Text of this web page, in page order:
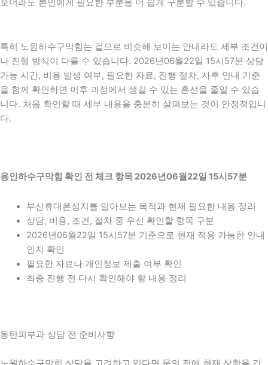
보더라도 본인에게 필요한 부분을 더 쉽게 구분할 수 있습니다.
특히 노원하수구막힘는 겉으로 비슷해 보이는 안내라도 세부 조건이
나 진행 방식이 다를 수 있습니다. 2026년06월22일 15시57분 상담
가능 시간, 비용 발생 여부, 필요한 자료, 진행 절차, 사후 안내 기준
을 함께 확인하면 이후 과정에서 생길 수 있는 혼선을 줄일 수 있습
니다. 처음 확인할 때 세부 내용을 충분히 살펴보는 것이 안정적입니
다.
용인하수구막힘 확인 전 체크 항목 2026년06월22일 15시57분
부산휴대폰성지를 알아보는 목적과 현재 필요한 내용 정리
상담, 비용, 조건, 절차 중 우선 확인할 항목 구분
2026년06월22일 15시57분 기준으로 현재 적용 가능한 안내
인지 확인
필요한 자료나 개인정보 제출 여부 확인
최종 진행 전 다시 확인해야 할 내용 정리
동탄피부과 상담 전 준비사항